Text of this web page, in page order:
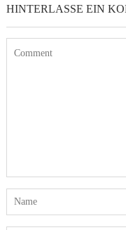
HINTERLASSE EIN